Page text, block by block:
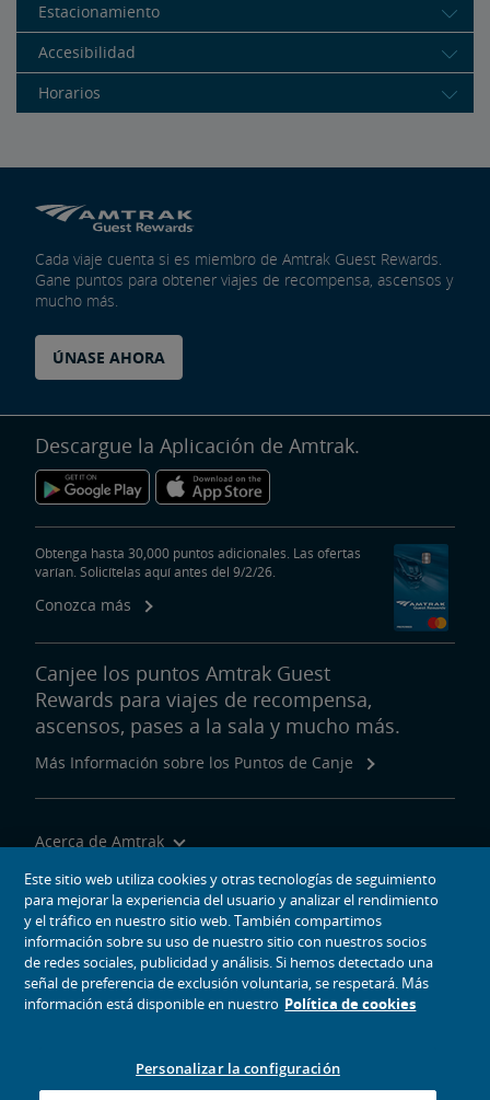
Estacionamiento
Accesibilidad
Horarios
Cada viaje cuenta si es miembro de Amtrak Guest Rewards.
Gane puntos para obtener viajes de recompensa, ascensos y
mucho más.
ÚNASE AHORA
Descargue la Aplicación de Amtrak.
Obtenga hasta 30,000 puntos adicionales. Las ofertas
varían. Solicítelas aquí antes del 9/2/26.
Conozca más
Canjee los puntos Amtrak Guest
Rewards para viajes de recompensa,
ascensos, pases a la sala y mucho más.
Más Información sobre los Puntos de Canje
Acerca de Amtrak
Viajar con Nosotros
Herramientas del Sitio
iconos de medios sociales
Este sitio web utiliza cookies y otras tecnologías de seguimiento
para mejorar la experiencia del usuario y analizar el rendimiento
y el tráfico en nuestro sitio web. También compartimos
información sobre su uso de nuestro sitio con nuestros socios
de redes sociales, publicidad y análisis. Si hemos detectado una
señal de preferencia de exclusión voluntaria, se respetará. Más
información está disponible en nuestro Política de cookies
Personalizar la configuración